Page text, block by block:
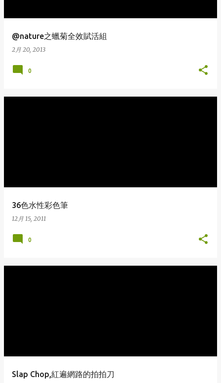
@nature之蠟菊全效賦活組
2月 20, 2013
0
36色水性彩色筆
12月 15, 2011
0
Slap Chop,紅遍網路的拍拍刀